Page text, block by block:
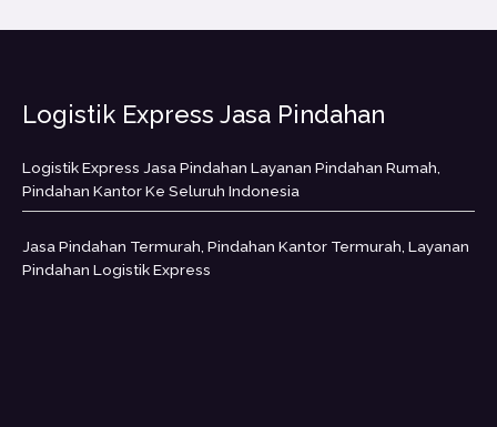
Logistik Express Jasa Pindahan
Logistik Express Jasa Pindahan Layanan Pindahan Rumah,
Pindahan Kantor Ke Seluruh Indonesia
Jasa Pindahan Termurah, Pindahan Kantor Termurah, Layanan
Pindahan Logistik Express